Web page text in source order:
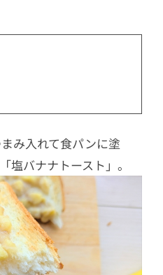
み入れて食パンに塗
塩バナナトースト」。